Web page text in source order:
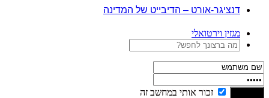
דנציגר-אורט – הדיבייט של המדינה
מגזין וירטואלי
זכור אותי במחשב זה